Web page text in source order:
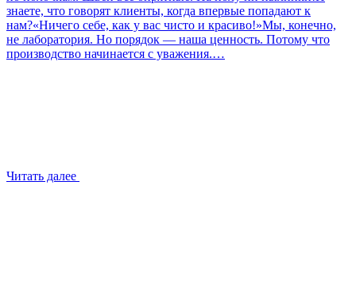
знаете, что говорят клиенты, когда впервые попадают к
нам?«Ничего себе, как у вас чисто и красиво!»Мы, конечно,
не лаборатория. Но порядок — наша ценность. Потому что
производство начинается с уважения.…
Читать далее